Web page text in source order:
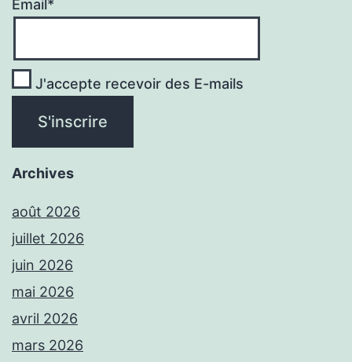
Email*
J'accepte recevoir des E-mails
Archives
août 2026
juillet 2026
juin 2026
mai 2026
avril 2026
mars 2026